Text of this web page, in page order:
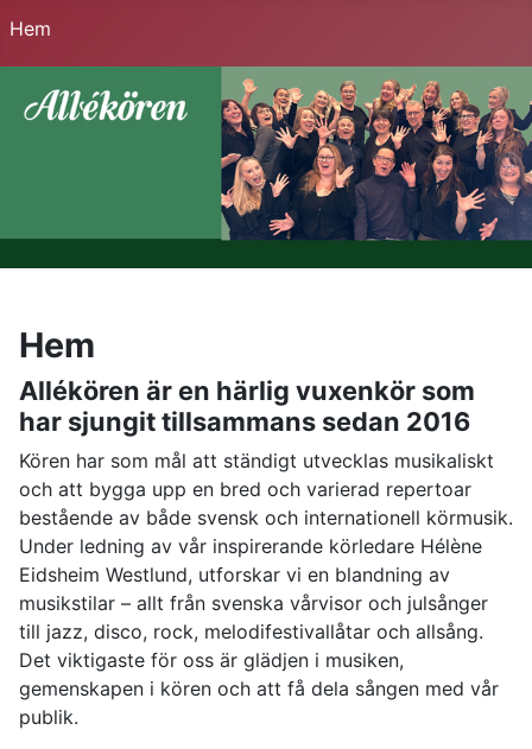
Hem
Hem
Allékören är en härlig vuxenkör som
har sjungit tillsammans sedan 2016
Kören har som mål att ständigt utvecklas musikaliskt
och att bygga upp en bred och varierad repertoar
bestående av både svensk och internationell körmusik.
Under ledning av vår inspirerande körledare Hélène
Eidsheim Westlund, utforskar vi en blandning av
musikstilar – allt från svenska vårvisor och julsånger
till jazz, disco, rock, melodifestivallåtar och allsång.
Det viktigaste för oss är glädjen i musiken,
gemenskapen i kören och att få dela sången med vår
publik.